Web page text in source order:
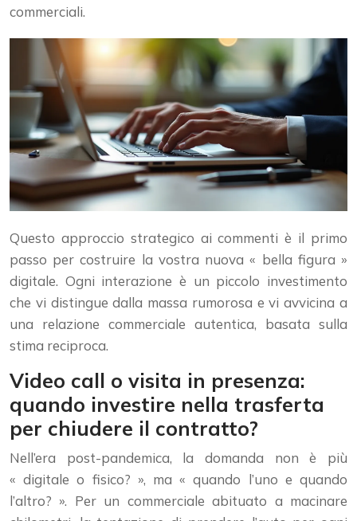
commerciali.
Questo approccio strategico ai commenti è il primo
passo per costruire la vostra nuova « bella figura »
digitale. Ogni interazione è un piccolo investimento
che vi distingue dalla massa rumorosa e vi avvicina a
una relazione commerciale autentica, basata sulla
stima reciproca.
Video call o visita in presenza:
quando investire nella trasferta
per chiudere il contratto?
Nell’era post-pandemica, la domanda non è più
« digitale o fisico? », ma « quando l’uno e quando
l’altro? ». Per un commerciale abituato a macinare